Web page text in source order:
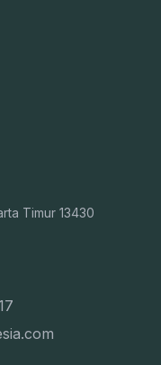
Timur 13430